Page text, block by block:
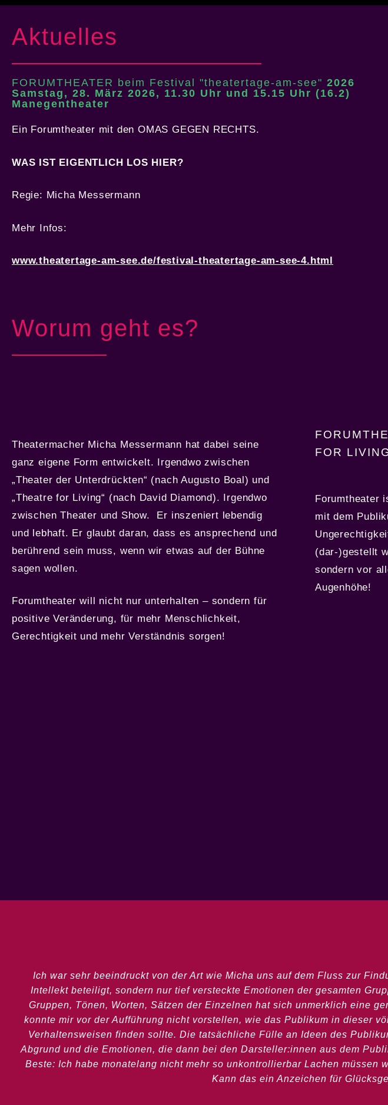
Aktuelles
FORUMTHEATER beim Festival "theatertage-am-see" 2026
Samstag, 28. März 2026, 11.30 Uhr und 15.15 Uhr (16.2)
Manegentheater
Ein Forumtheater mit den OMAS GEGEN RECHTS.
WAS IST EIGENTLICH LOS HIER?
Regie: Micha Messermann
Mehr Infos:
www.theatertage-am-see.de/festival-theatertage-am-see-4.html
Worum geht es?
Theatermacher Micha Messermann hat dabei seine
ganz eigene Form entwickelt. Irgendwo zwischen
„Theater der Unterdrückten“ (nach Augusto Boal) und
„Theatre for Living“ (nach David Diamond). Irgendwo
zwischen Theater und Show. Er inszeniert lebendig
und lebhaft. Er glaubt daran, dass es ansprechend und
berührend sein muss, wenn wir etwas auf der Bühne
sagen wollen.
Forumtheater will nicht nur unterhalten – sondern für
positive Veränderung, für mehr Menschlichkeit,
Gerechtigkeit und mehr Verständnis sorgen!
FOR
Forumtheater
mit dem
(dar-)gestellt
sondern vor
Augenhöhe!
Ich war sehr beeindruckt von der Art wie Micha uns auf dem Fluss zur
Intellekt beteiligt, sondern nur tief versteckte Emotionen der gesamten
Gruppen, Tönen, Worten, Sätzen der Einzelnen hat sich unmerklich eine
konnte mir vor der Aufführung nicht vorstellen, wie das Publikum in dieser
Verhaltensweisen finden sollte. Die tatsächliche Fülle an Ideen des
Abgrund und die Emotionen, die dann bei den Darsteller:innen aus dem
Beste: Ich habe monatelang nicht mehr so unkontrollierbar Lachen müssen
Kann das ein Anzeichen für